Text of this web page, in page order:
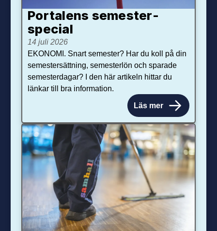
Portalens semester­
special
14 juli 2026
EKONOMI. Snart semester? Har du koll på din
semestersättning, semesterlön och sparade
semesterdagar? I den här artikeln hittar du
länkar till bra information.
Läs mer